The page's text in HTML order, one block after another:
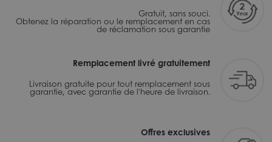
Gratuit, sans souci.
Obtenez la réparation ou le remplacement en cas
de réclamation sous garantie
Remplacement livré gratuitement
Livraison gratuite pour tout remplacement sous
garantie, avec garantie de l'heure de livraison.
Offres exclusives